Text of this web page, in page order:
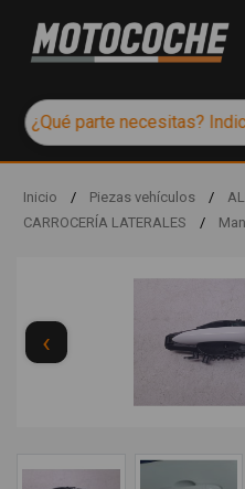
Inicio / Piezas vehículos /
CARROCERÍA LATERALES
/
‹